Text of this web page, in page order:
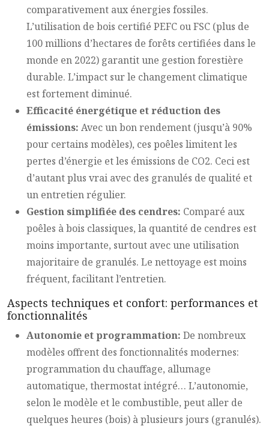
comparativement aux énergies fossiles.
L’utilisation de bois certifié PEFC ou FSC (plus de
100 millions d’hectares de forêts certifiées dans le
monde en 2022) garantit une gestion forestière
durable. L’impact sur le changement climatique
est fortement diminué.
Efficacité énergétique et réduction des
émissions: Avec un bon rendement (jusqu’à 90%
pour certains modèles), ces poêles limitent les
pertes d’énergie et les émissions de CO2. Ceci est
d’autant plus vrai avec des granulés de qualité et
un entretien régulier.
Gestion simplifiée des cendres: Comparé aux
poêles à bois classiques, la quantité de cendres est
moins importante, surtout avec une utilisation
majoritaire de granulés. Le nettoyage est moins
fréquent, facilitant l’entretien.
Aspects techniques et confort: performances et
fonctionnalités
Autonomie et programmation: De nombreux
modèles offrent des fonctionnalités modernes:
programmation du chauffage, allumage
automatique, thermostat intégré… L’autonomie,
selon le modèle et le combustible, peut aller de
quelques heures (bois) à plusieurs jours (granulés).